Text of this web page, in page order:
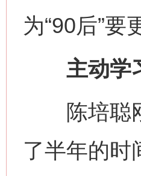
为“90后”
主动学
陈培聪刚
了半年的时